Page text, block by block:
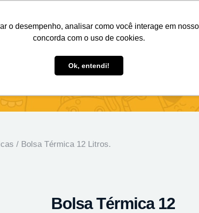
o desempenho, analisar como você interage em
concorda com o uso de cookies.
Ok, entendi!
Brindes Ecológicos
/ Bolsa Térmica 12 Litros.
Bolsa Térmica 12